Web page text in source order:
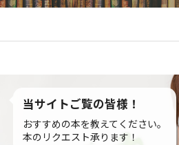
当サイトご覧の皆様！
おすすめの本を教えてください。
本のリクエスト承ります！